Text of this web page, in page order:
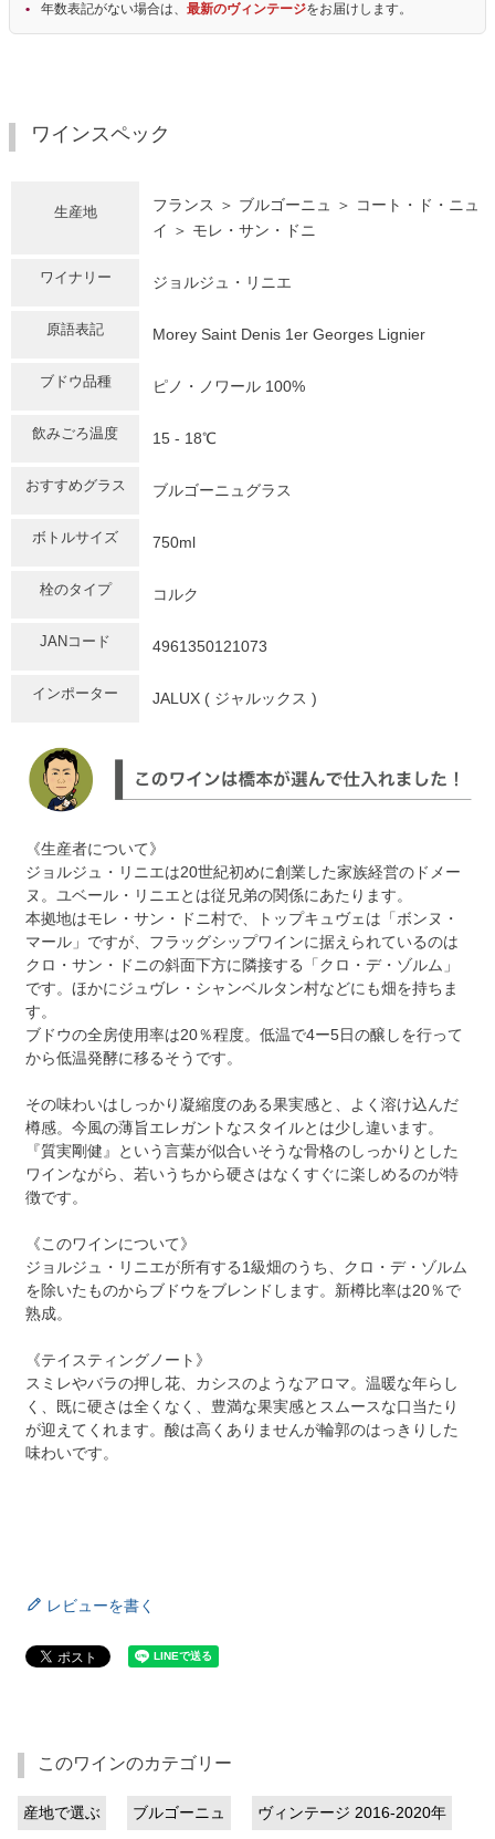
年数表記がない場合は、 最新のヴィンテージをお届けします。
ワインスペック
生産地
フランス ＞ ブルゴーニュ ＞ コート・ド・ニュ
イ ＞ モレ・サン・ドニ
ワイナリー ジョルジュ・リニエ
原語表記 Morey Saint Denis 1er Georges Lignier
ブドウ品種 ピノ・ノワール 100%
飲みごろ温度 15 - 18℃
おすすめグラス ブルゴーニュグラス
ボトルサイズ 750ml
栓のタイプ コルク
JANコード 4961350121073
インポーター JALUX ( ジャルックス )
《生産者について》
ジョルジュ・リニエは20世紀初めに創業した家族経営のドメー
ヌ。ユベール・リニエとは従兄弟の関係にあたります。
本拠地はモレ・サン・ドニ村で、トップキュヴェは「ボンヌ・
マール」ですが、フラッグシップワインに据えられているのは
クロ・サン・ドニの斜面下方に隣接する「クロ・デ・ゾルム」
です。ほかにジュヴレ・シャンベルタン村などにも畑を持ちま
す。
ブドウの全房使用率は20％程度。低温で4ー5日の醸しを行って
から低温発酵に移るそうです。
その味わいはしっかり凝縮度のある果実感と、よく溶け込んだ
樽感。今風の薄旨エレガントなスタイルとは少し違います。
『質実剛健』という言葉が似合いそうな骨格のしっかりとした
ワインながら、若いうちから硬さはなくすぐに楽しめるのが特
徴です。
《このワインについて》
ジョルジュ・リニエが所有する1級畑のうち、クロ・デ・ゾルム
を除いたものからブドウをブレンドします。新樽比率は20％で
熟成。
《テイスティングノート》
スミレやバラの押し花、カシスのようなアロマ。温暖な年らし
く、既に硬さは全くなく、豊満な果実感とスムースな口当たり
が迎えてくれます。酸は高くありませんが輪郭のはっきりした
味わいです。
レビューを書く
このワインのカテゴリー
産地で選ぶ ブルゴーニュ ヴィンテージ 2016-2020年